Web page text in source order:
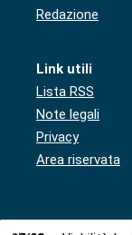
Redazione
Link utili
Lista RSS
Note legali
Privacy
Area riservata